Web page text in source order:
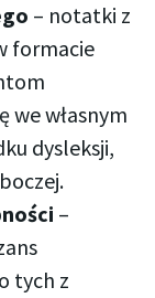
– notatki z
formacie
we własnym
dysleksji,
–
tych z